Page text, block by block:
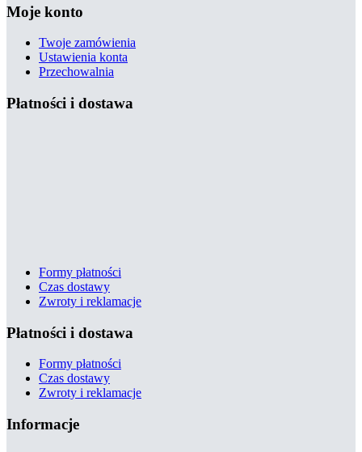
Moje konto
Twoje zamówienia
Ustawienia konta
Przechowalnia
Płatności i dostawa
Formy płatności
Czas dostawy
Zwroty i reklamacje
Płatności i dostawa
Formy płatności
Czas dostawy
Zwroty i reklamacje
Informacje